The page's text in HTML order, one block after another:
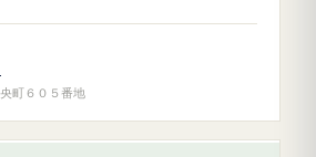
町６０５番地